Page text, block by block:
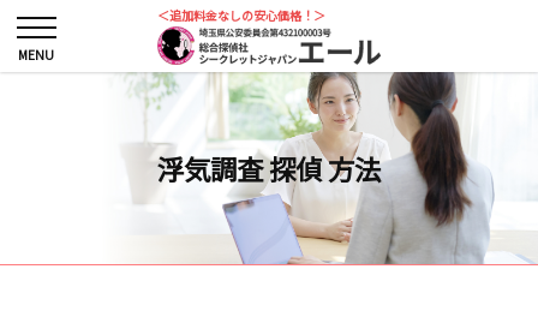
浮気調査 探偵 方法
＜追加料金なしの安心価格！＞